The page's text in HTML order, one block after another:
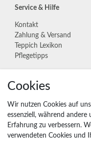
Service & Hilfe
Kontakt
Zahlung & Versand
Teppich Lexikon
Pflegetipps
Unternehmen
Widerrufs­recht
Vertrag widerrufen
Impressum
Daten­schutz­erklärung
Cookies
Wir nutzen Cookies auf
essenziell, während
Erfahrung zu verbessern.
verwendeten Cookies und